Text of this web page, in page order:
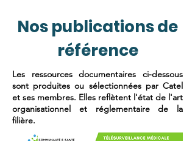
Nos publications de
référence
Les ressources documentaires ci-dessous
sont produites ou sélectionnées par Catel
et ses membres. Elles reflètent l'état de l'art
organisationnel et réglementaire de la
filière.